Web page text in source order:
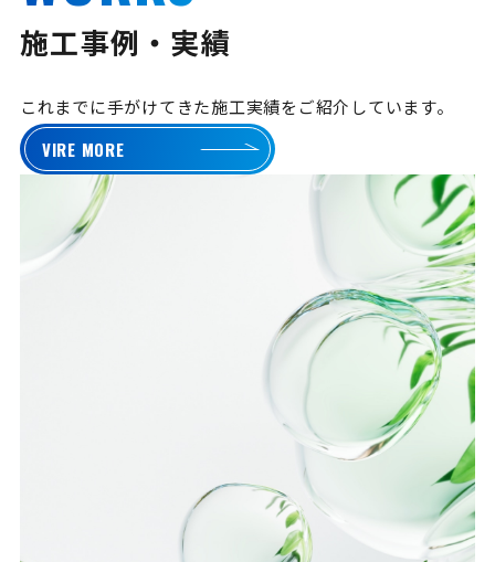
施工事例・実績
これまでに手がけてきた施工実績をご紹介しています。
VIRE MORE